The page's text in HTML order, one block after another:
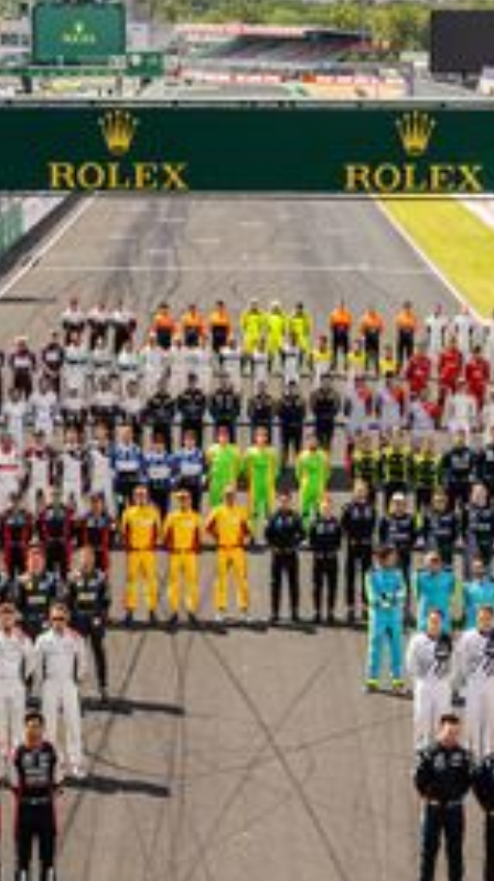
LES CATÉGORIES
PALMARÈS
HOSPITALITÉS
DÉVELOPPEMENT DURABLE
SEA BY DHL
PARTENAIRES
NEWSLETTER